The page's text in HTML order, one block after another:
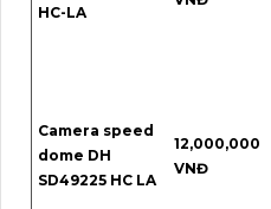
HC-LA
Camera speed
dome DH
SD49225 HC LA
12,000,000
VNĐ